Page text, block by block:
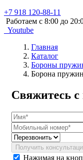
+7 918 120-88-11
Работаем c 8:00 до
Youtube
Главная
Каталог
Бороны
Борона
Свяжитесь
Получить
Нажимая на